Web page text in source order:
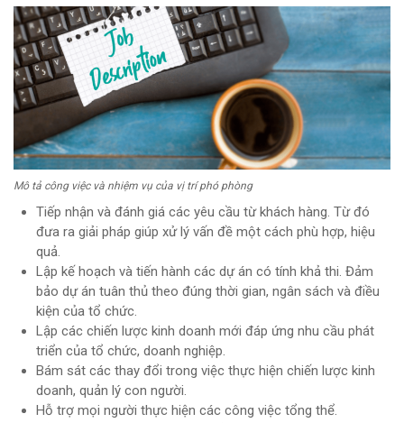
Mô tả công việc và nhiệm vụ của vị trí phó phòng
Tiếp nhận và đánh giá các yêu cầu từ khách hàng. Từ đó
đưa ra giải pháp giúp xử lý vấn đề một cách phù hợp, hiệu
quả.
Lập kế hoạch và tiến hành các dự án có tính khả thi. Đảm
bảo dự án tuân thủ theo đúng thời gian, ngân sách và điều
kiện của tổ chức.
Lập các chiến lược kinh doanh mới đáp ứng nhu cầu phát
triển của tổ chức, doanh nghiệp.
Bám sát các thay đổi trong việc thực hiện chiến lược kinh
doanh, quản lý con người.
Hỗ trợ mọi người thực hiện các công việc tổng thể.